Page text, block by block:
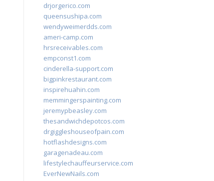
drjorgerico.com
queensushipa.com
wendyweimerdds.com
ameri-camp.com
hrsreceivables.com
empconst1.com
cinderella-support.com
bigpinkrestaurant.com
inspirehuahin.com
memmingerspainting.com
jeremypbeasley.com
thesandwichdepotcos.com
drgiggleshouseofpain.com
hotflashdesigns.com
garagenadeau.com
lifestylechauffeurservice.com
EverNewNails.com